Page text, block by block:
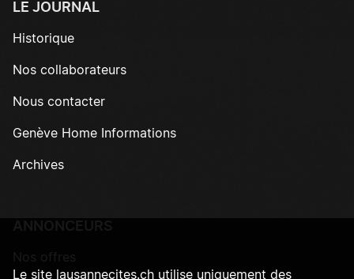
LE JOURNAL
Historique
Nos collaborateurs
Nous contacter
Genève Home Informations
Archives
Le site lausannecites.ch utilise uniquement des